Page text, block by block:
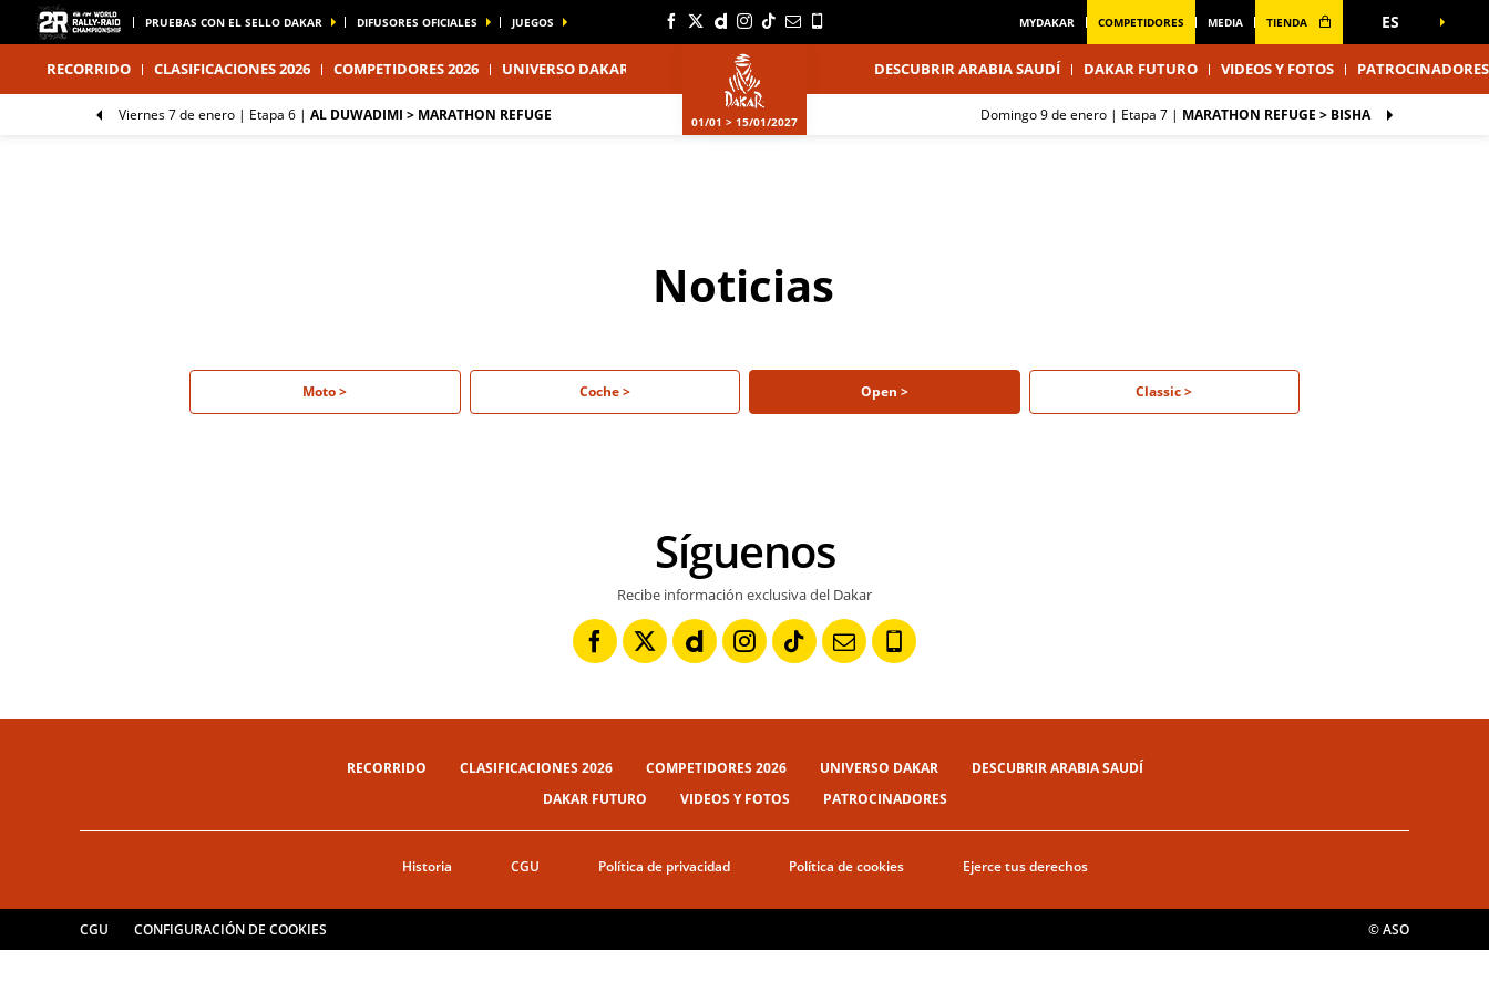
PRUEBAS CON EL SELLO DAKAR DIFUSORES OFICIALES JUEGOS MYDAKAR COMPETIDORES MEDIA TIENDA ES
RECORRIDO CLASIFICACIONES 2026 COMPETIDORES 2026 UNIVERSO DAKAR
01/01 > 15/01/2027
DESCUBRIR ARABIA SAUDÍ DAKAR FUTURO VIDEOS Y FOTOS PATROCINADORES
viernes 7 de enero | Etapa 6 | AL DUWADIMI > MARATHON REFUGE domingo 9 de enero | Etapa 7 | MARATHON REFUGE > BISHA
Noticias
Moto > Coche > Open > Classic >
Síguenos
Recibe información exclusiva del Dakar
RECORRIDO CLASIFICACIONES 2026 COMPETIDORES 2026 UNIVERSO DAKAR
DESCUBRIR ARABIA SAUDÍ
DAKAR FUTURO
VIDEOS Y FOTOS PATROCINADORES
Historia CGU Política de privacidad Política de cookies Ejerce tus derechos
CGU CONFIGURACIÓN DE COOKIES © ASO